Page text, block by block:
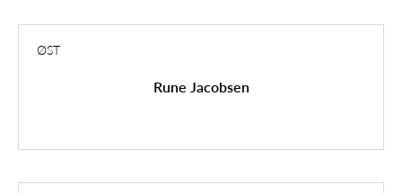
ØST
Rune Jacobsen